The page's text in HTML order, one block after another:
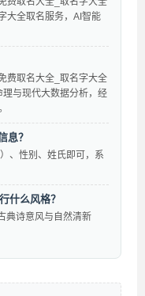
大全取名服务，AI智能
费取名大全_取名字大全
理与现代大数据分析，经
息？
、性别、姓氏即可，系
什么风格？
典诗意风与自然清新